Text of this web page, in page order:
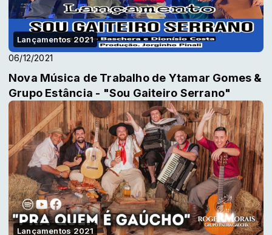
Lançamentos 2021
06/12/2021
Nova Música de Trabalho de Ytamar Gomes &
Grupo Estância - "Sou Gaiteiro Serrano"
Lançamentos 2021